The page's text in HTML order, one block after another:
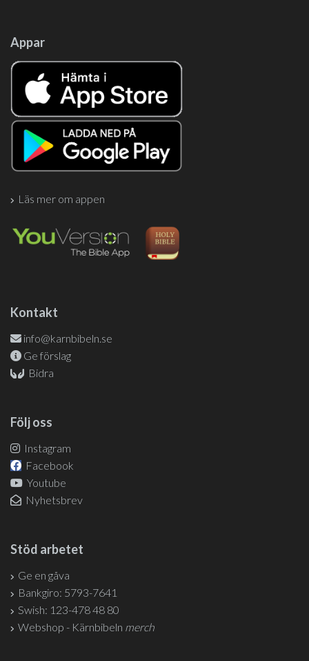
Appar
Läs mer om appen
Kontakt
info@karnbibeln.se
Ge förslag
Bidra
Följ oss
Instagram
Facebook
Youtube
Nyhetsbrev
Stöd arbetet
Ge en gåva
Bankgiro: 5793-7641
Swish: 123-478 48 80
Webshop - Kärnbibeln merch